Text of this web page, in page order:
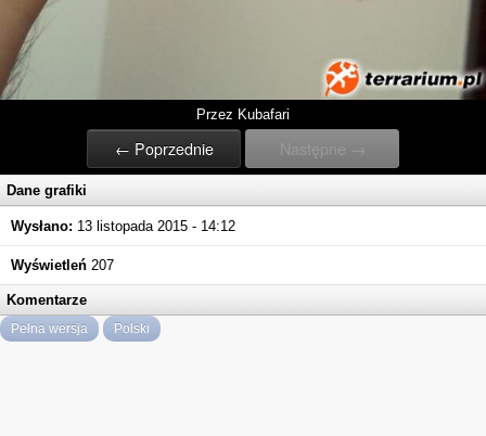
Przez Kubafari
← Poprzednie Następne →
Dane grafiki
Wysłano: 13 listopada 2015 - 14:12
Wyświetleń 207
Komentarze
Pełna wersja Polski